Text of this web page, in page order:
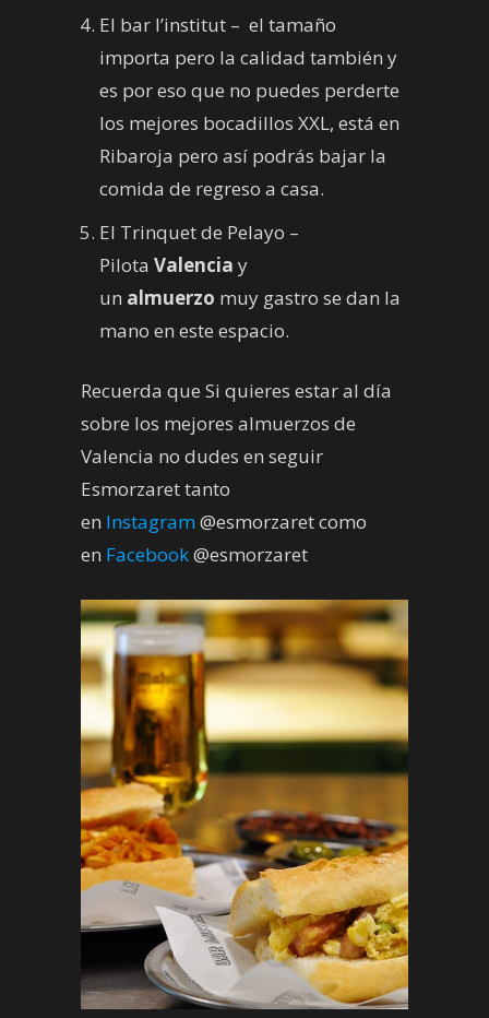
El bar l’institut – el tamaño
importa pero la calidad también y
es por eso que no puedes perderte
los mejores bocadillos XXL, está en
Ribaroja pero así podrás bajar la
comida de regreso a casa.
El Trinquet de Pelayo –
Pilota Valencia y
un almuerzo muy gastro se dan la
mano en este espacio.
Recuerda que Si quieres estar al día
sobre los mejores almuerzos de
Valencia no dudes en seguir
Esmorzaret tanto
en Instagram@esmorzaret como
en Facebook@esmorzaret